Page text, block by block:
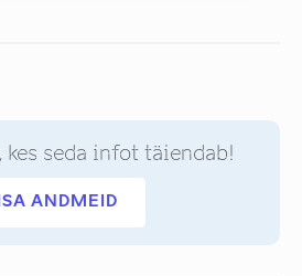
kes seda infot täiendab!
ANDMEID